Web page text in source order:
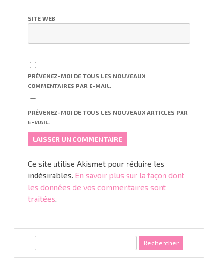
SITE WEB
PRÉVENEZ-MOI DE TOUS LES NOUVEAUX
COMMENTAIRES PAR E-MAIL.
PRÉVENEZ-MOI DE TOUS LES NOUVEAUX ARTICLES PAR
E-MAIL.
Ce site utilise Akismet pour réduire les
indésirables. En savoir plus sur la façon dont
les données de vos commentaires sont
traitées